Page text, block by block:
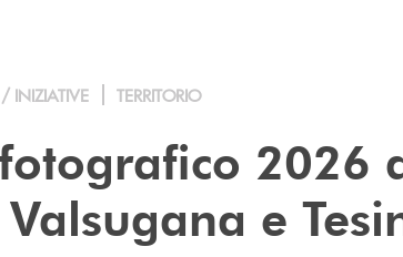
INIZIATIVE TERRITORIO
2026
e